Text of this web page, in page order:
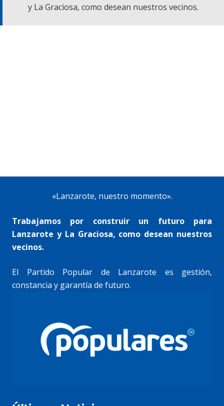
y La Graciosa, como desean nuestros vecinos.
«Lanzarote, nuestro momento».
Trabajamos por construir un futuro para
Lanzarote y La Graciosa, como desean nuestros
vecinos.
El Partido Popular de Lanzarote es gestión,
constancia y garantía de futuro.